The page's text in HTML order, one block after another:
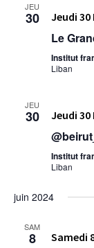
JEU
30 Jeudi 30
Le
Institut
Liban
JEU
30 Jeudi 30
Institut
Liban
juin 2024
SAM
8 Samedi